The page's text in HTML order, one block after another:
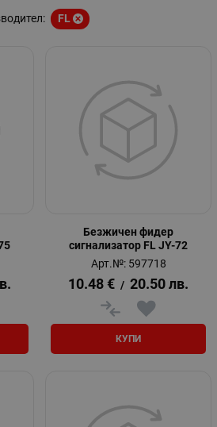
FL
Безжичен фидер
сигнализатор FL JY-72
Арт.№: 597718
10.48 € / 20.50 лв.
КУПИ